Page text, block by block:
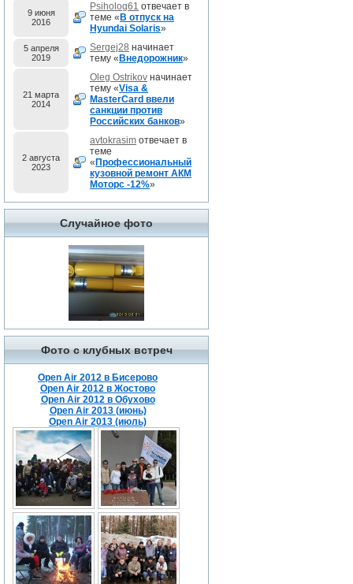
9 июня
2016
Psiholog61 отвечает в
теме « В отпуск на
Hyundai Solaris»
5 апреля
2019
Sergej28 начинает
тему « Внедорожник»
21 марта
2014
Oleg Ostrikov начинает
тему «Visa &
MasterCard ввели
санкции против
Российских банков»
2 августа
2023
avtokrasim отвечает в
теме
« Профессиональный
кузовной ремонт АКМ
Моторс -12%»
Случайное фото
Фото с клубных встреч
Open Air 2012 в Бисерово
Open Air 2012 в Жостово
Open Air 2012 в Обухово
Open Air 2013 (июнь)
Open Air 2013 (июль)